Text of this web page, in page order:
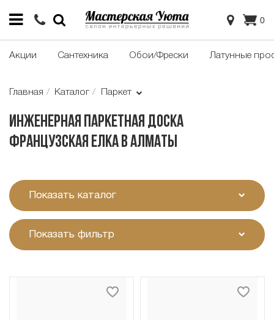
0
Акции Сантехника Обои/Фрески Латунные
Главная Каталог Паркет
Инженерная паркетная доска
французская елка в Алматы
Показать каталог
Показать фильтр